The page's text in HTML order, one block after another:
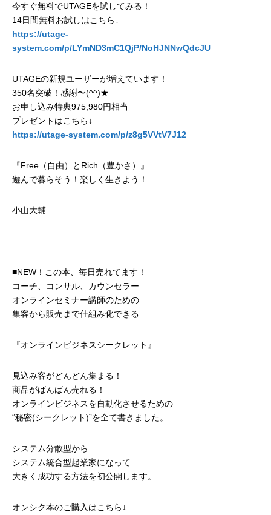
今すぐ無料でUTAGEを試してみる！
14日間無料お試しはこちら↓
https://utage-
system.com/p/LYmND3mC1QjP/NoHJNNwQdcJU
UTAGEの新規ユーザーが増えています！
350名突破！感謝〜(^^)★
お申し込み特典975,980円相当
プレゼントはこちら↓
https://utage-system.com/p/z8g5VVtV7J12
『Free（自由）とRich（豊かさ）』
遊んで暮らそう！楽しく生きよう！
小山大輔
■NEW！この本、毎日売れてます！
コーチ、コンサル、カウンセラー
オンラインセミナー講師のための
集客から販売まで仕組み化できる
『オンラインビジネスシークレット』
見込み客がどんどん集まる！
商品がばんばん売れる！
オンラインビジネスを自動化させるための
“秘密(シークレット)”を全て書きました。
システム分散型から
システム統合型起業家になって
大きく成功する方法を初公開します。
オンシク本のご購入はこちら↓